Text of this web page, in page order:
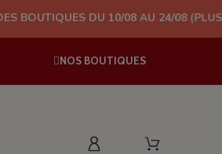
DU 10/08 AU 24/08 (PLUS
NOS BOUTIQUES